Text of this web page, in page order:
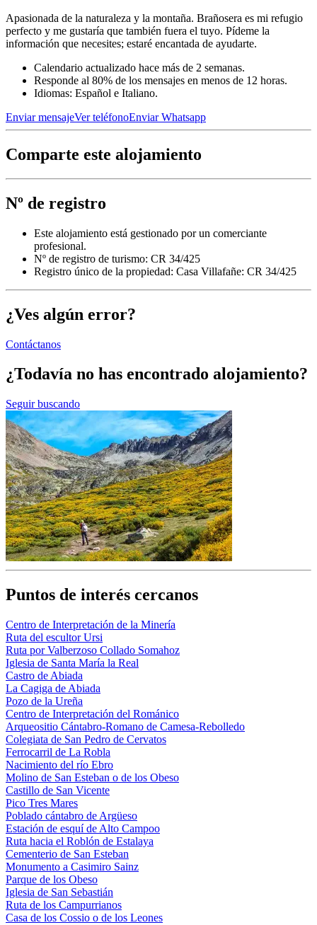
Apasionada de la naturaleza y la montaña. Brañosera es mi refugio
perfecto y me gustaría que también fuera el tuyo. Pídeme la
información que necesites; estaré encantada de ayudarte.
Calendario actualizado hace más de 2 semanas.
Responde al 80% de los mensajes en menos de 12 horas.
Idiomas: Español e Italiano.
Enviar mensajeVer teléfonoEnviar Whatsapp
Comparte este alojamiento
Nº de registro
Este alojamiento está gestionado por un comerciante
profesional.
Nº de registro de turismo: CR 34/425
Registro único de la propiedad: Casa Villafañe: CR 34/425
¿Ves algún error?
Contáctanos
¿Todavía no has encontrado alojamiento?
Seguir buscando
Puntos de interés cercanos
Centro de Interpretación de la Minería
Ruta del escultor Ursi
Ruta por Valberzoso Collado Somahoz
Iglesia de Santa María la Real
Castro de Abiada
La Cagiga de Abiada
Pozo de la Ureña
Centro de Interpretación del Románico
Arqueositio Cántabro-Romano de Camesa-Rebolledo
Colegiata de San Pedro de Cervatos
Ferrocarril de La Robla
Nacimiento del río Ebro
Molino de San Esteban o de los Obeso
Castillo de San Vicente
Pico Tres Mares
Poblado cántabro de Argüeso
Estación de esquí de Alto Campoo
Ruta hacia el Roblón de Estalaya
Cementerio de San Esteban
Monumento a Casimiro Sainz
Parque de los Obeso
Iglesia de San Sebastián
Ruta de los Campurrianos
Casa de los Cossio o de los Leones